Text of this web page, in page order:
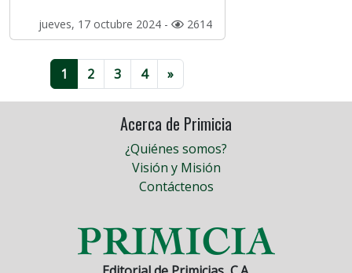
jueves, 17 octubre 2024 - 2614
1 2 3 4 »
Acerca de Primicia
¿Quiénes somos?
Visión y Misión
Contáctenos